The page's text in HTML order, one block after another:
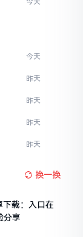
今天
昨天
昨天
昨天
昨天
换一换
载：入口在
分享